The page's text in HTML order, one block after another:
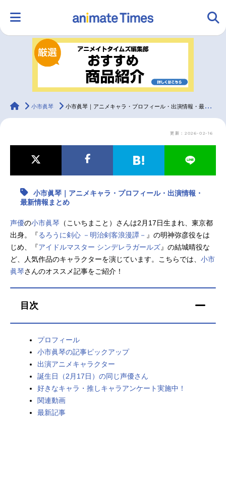
ランキング アニメ
ラジオ グッズ
最新記事一覧
アニメ記事一覧 声優記事一覧
アニメ映画一覧 実写化映画一覧
今期アニメ曜日別一覧
春アニメ 夏アニメ
秋アニメ
FOLLOW US
animateTimes
小市眞琴 小市眞琴｜アニメキャラ・プロフィール・出演情報・最新情報まとめ
更新：2026-02-16
小市眞琴｜アニメキャラ・プロフィール・出演情報・
最新情報まとめ
声優の小市眞琴 （こいちまこと）さんは2月17日生まれ、東京都
出身。『るろうに剣心 －明治剣客浪漫譚－ 』の明神弥彦役をは
じめ、『アイドルマスター シンデレラガールズ』の結城晴役な
ど、人気作品のキャラクターを演じています。こちらでは、 小市
眞琴さんのオススメ記事をご紹介！
目次
プロフィール
小市眞琴の記事ピックアップ
出演アニメキャラクター
誕生日（2月17日）の同じ声優さん
好きなキャラ・推しキャラアンケート実施中！
関連動画
最新記事